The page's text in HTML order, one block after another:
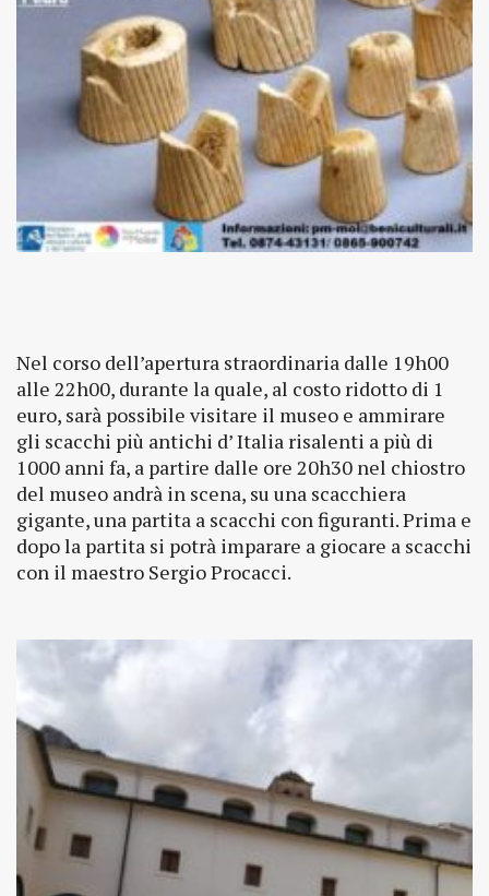
Nel corso dell’apertura straordinaria dalle 19h00
alle 22h00, durante la quale, al costo ridotto di 1
euro, sarà possibile visitare il museo e ammirare
gli scacchi più antichi d’ Italia risalenti a più di
1000 anni fa, a partire dalle ore 20h30 nel chiostro
del museo andrà in scena, su una scacchiera
gigante, una partita a scacchi con figuranti. Prima e
dopo la partita si potrà imparare a giocare a scacchi
con il maestro Sergio Procacci.